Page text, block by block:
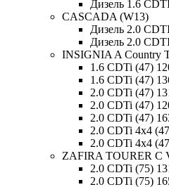
Дизель 1.6
CASCADA (W13)
Дизель 2.0
Дизель 2.0
INSIGNIA A Country
1.6 CDTi (47)
1.6 CDTi (47)
2.0 CDTi (47)
2.0 CDTi (47)
2.0 CDTi (47)
2.0 CDTi 4x4
2.0 CDTi 4x4
ZAFIRA TOURER C
2.0 CDTi (75)
2.0 CDTi (75)